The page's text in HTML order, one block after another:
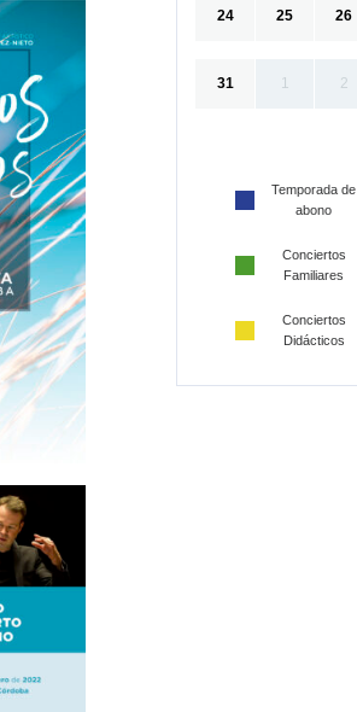
24 25 26
31 1 2
Temporada de
abono
Conciertos
Familiares
Conciertos
Didácticos